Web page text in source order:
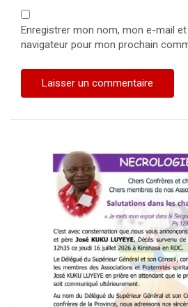
Enregistrer mon nom, mon e-mail
navigateur pour mon prochain